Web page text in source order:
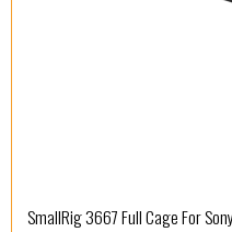
SmallRig 3667 Full Cage For